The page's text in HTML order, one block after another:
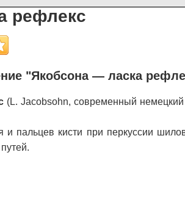
рефлекс
"Якобсона — ласка
(L. Jacobsohn, современный
и пальцев кисти при перкуссии